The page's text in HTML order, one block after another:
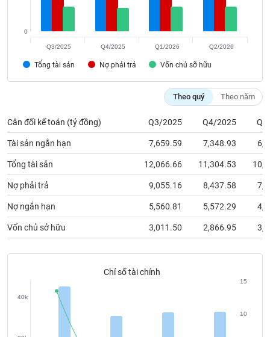
Tổng tài sản Nợ phải trả Vốn chủ sỡ hữu
0
Q3/2025 Q4/2025 Q1/2026 Q2/2026
Theo quý Theo năm
Cân đối kế toán (tỷ đồng) Q3/2025 Q4/2025
Tài sản ngắn hạn 7,659.59 7,348.93
Tổng tài sản 12,066.66 11,304.53
Nợ phải trả 9,055.16 8,437.58
Nợ ngắn hạn 5,560.81 5,572.29
Vốn chủ sở hữu 3,011.50 2,866.95
Chỉ số tài chính
40k
10
15
chính
Công
cụ
tư
thông
chính